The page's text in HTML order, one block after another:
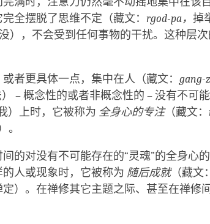
全摆脱了思维不定（藏文： rgod-pa， 掉
），不会受到任何事物的干扰。这种层
者更具体一点，集中在人（藏文： gang-
– 概念性的或者非概念性的 – 没有不可
）上时，它被称为 全身心的专注（藏文：
。
的对没有不可能存在的“灵魂”的全身心
人或现象时，它被称为 随后成就（藏文
）。在禅修其它主题之际、甚至在禅修